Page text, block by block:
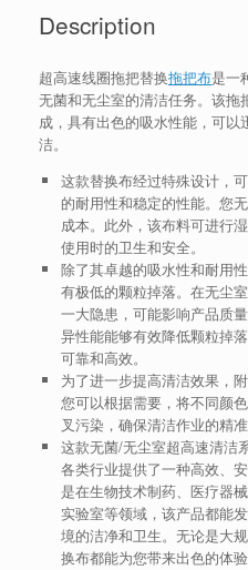
Description
超高速线圈拖把替换拖把布是一
无菌和无尘室的清洁任务。该拖
成，具有出色的吸水性能，可
洁。
这款替换布经过特殊设计，
的耐用性和稳定的性能。您
成本。此外，该布料可进行
使用时的卫生和安全。
除了其卓越的吸水性和耐用
有极低的颗粒掉落。在无尘
一大隐患，可能影响产品质
异性能能够有效降低颗粒掉
可靠和高效。
为了进一步提高清洁效果，
您可以根据需要，将不同颜
叉污染，确保清洁作业的精准
这款无菌/无尘室超高速清洁
各类行业提供了一种高效、
是在生物技术制药、医疗器
实验室等领域，该产品都能
境的洁净和卫生。无论是大
换布都能为您带来出色的体验